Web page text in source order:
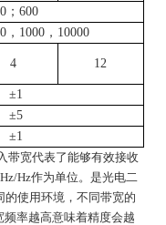
； 600
， 1000， 10000
4 12
±1
±5
±1
带宽代表了能够有效接收
Hz作为单位。是光电二
使用环境，不同带宽的
率越高意味着精度会越